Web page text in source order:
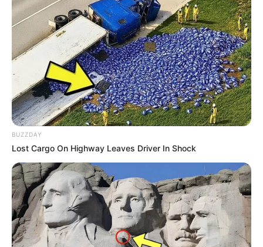
Fonte:Flickr
Materiais necessários
500 gramas de sal grosso
125 ml de bicarbonato de sódio
Passo a passo
Misture o óleo essencial ao sal grosso. Depois,
acrescente o bicarbonato de sódio.
BUZZDAY
Lost Cargo On Highway Leaves Driver In Shock